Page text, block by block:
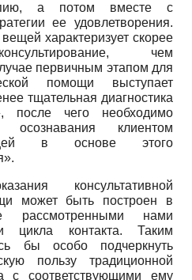
а потом вместе с
ее удовлетворения.
характеризует скорее
чем
первичным этапом для
помощи выступает
тщательная диагностика
после чего необходимо
осознавания клиентом
в основе этого
консультативной
может быть построен в
рассмотренными нами
цикла контакта. Таким
бы особо подчеркнуть
пользу традиционной
с соответствующими ему